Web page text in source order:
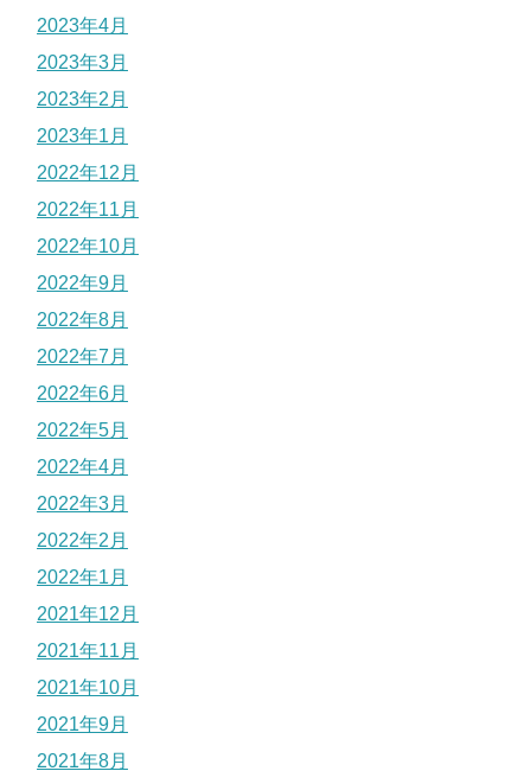
2023年4月
2023年3月
2023年2月
2023年1月
2022年12月
2022年11月
2022年10月
2022年9月
2022年8月
2022年7月
2022年6月
2022年5月
2022年4月
2022年3月
2022年2月
2022年1月
2021年12月
2021年11月
2021年10月
2021年9月
2021年8月